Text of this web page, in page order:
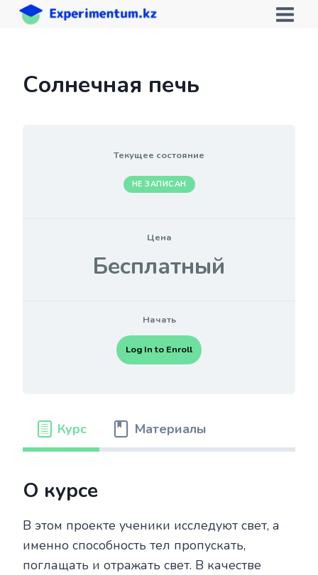
Перейти
Солнечная печь
Текущее состояние
НЕ ЗАПИСАН
Цена
Бесплатный
Начать
Log In to Enroll
Курс Материалы
О курсе
В этом проекте ученики исследуют свет, а
именно способность тел пропускать,
поглащать и отражать свет. В качестве